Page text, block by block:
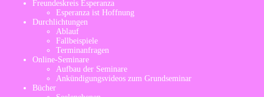
Freundeskreis Esperanza
Esperanza ist Hoffnung
Durchlichtungen
Ablauf
Fallbeispiele
Terminanfragen
Online-Seminare
Aufbau der Seminare
Ankündigungsvideos zum Grundseminar
Bücher